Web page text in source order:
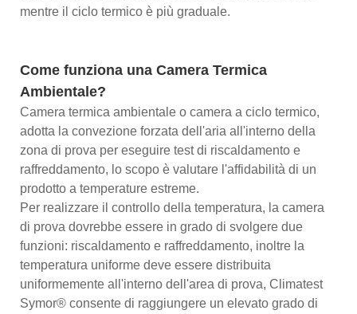
mentre il ciclo termico è più graduale.
Come funziona una Camera Termica
Ambientale?
Camera termica ambientale o camera a ciclo termico,
adotta la convezione forzata dell'aria all'interno della
zona di prova per eseguire test di riscaldamento e
raffreddamento, lo scopo è valutare l'affidabilità di un
prodotto a temperature estreme.
Per realizzare il controllo della temperatura, la camera
di prova dovrebbe essere in grado di svolgere due
funzioni: riscaldamento e raffreddamento, inoltre la
temperatura uniforme deve essere distribuita
uniformemente all'interno dell'area di prova, Climatest
Symor® consente di raggiungere un elevato grado di